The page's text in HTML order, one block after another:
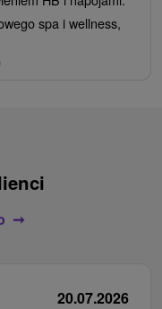
spa i wellness,
20.07.2026